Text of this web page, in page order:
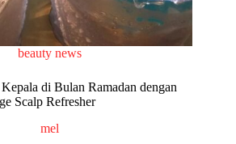
beauty news
di Bulan Ramadan dengan
Scalp Refresher
mel